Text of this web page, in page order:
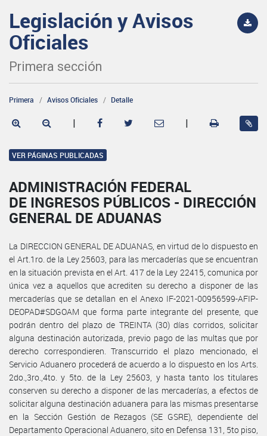
Legislación y Avisos
Oficiales
Primera sección
Primera Avisos Oficiales Detalle
| |
VER PÁGINAS PUBLICADAS
ADMINISTRACIÓN FEDERAL
DE INGRESOS PÚBLICOS - DIRECCIÓN
GENERAL DE ADUANAS
La DIRECCION GENERAL DE ADUANAS, en virtud de lo dispuesto en
el Art.1ro. de la Ley 25603, para las mercaderías que se encuentran
en la situación prevista en el Art. 417 de la Ley 22415, comunica por
única vez a aquellos que acrediten su derecho a disponer de las
mercaderías que se detallan en el Anexo IF-2021-00956599-AFIP-
DEOPAD#SDGOAM que forma parte integrante del presente, que
podrán dentro del plazo de TREINTA (30) días corridos, solicitar
alguna destinación autorizada, previo pago de las multas que por
derecho correspondieren. Transcurrido el plazo mencionado, el
Servicio Aduanero procederá de acuerdo a lo dispuesto en los Arts.
2do.,3ro.,4to. y 5to. de la Ley 25603, y hasta tanto los titulares
conserven su derecho a disponer de las mercaderías, a efectos de
solicitar alguna destinación aduanera para las mismas presentarse
en la Sección Gestión de Rezagos (SE GSRE), dependiente del
Departamento Operacional Aduanero, sito en Defensa 131, 5to piso,